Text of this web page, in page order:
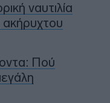
ναυτιλία
Πού